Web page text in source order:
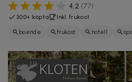
4,2 (77)
300+ köpta Inkl. frukost
boende frukost hotell